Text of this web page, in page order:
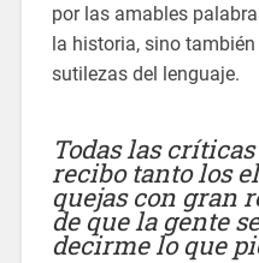
por las amables
la historia, sino
sutilezas del lenguaje.
Todas las
recibo tanto los
quejas con gran
de que la gente
decirme lo que